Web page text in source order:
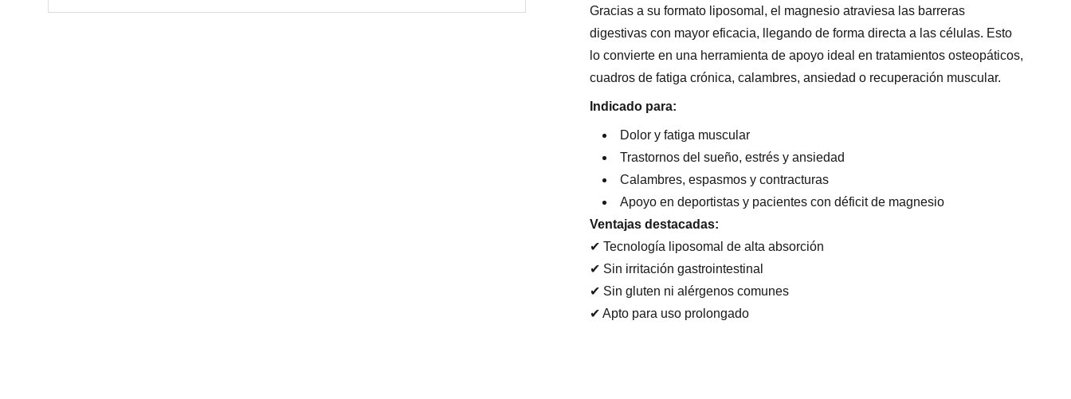
Gracias a su formato liposomal, el magnesio atraviesa las barreras
digestivas con mayor eficacia, llegando de forma directa a las células. Esto
lo convierte en una herramienta de apoyo ideal en tratamientos osteopáticos,
cuadros de fatiga crónica, calambres, ansiedad o recuperación muscular.
Indicado para:
Dolor y fatiga muscular
Trastornos del sueño, estrés y ansiedad
Calambres, espasmos y contracturas
Apoyo en deportistas y pacientes con déficit de magnesio
Ventajas destacadas:
✔ Tecnología liposomal de alta absorción
✔ Sin irritación gastrointestinal
✔ Sin gluten ni alérgenos comunes
✔ Apto para uso prolongado